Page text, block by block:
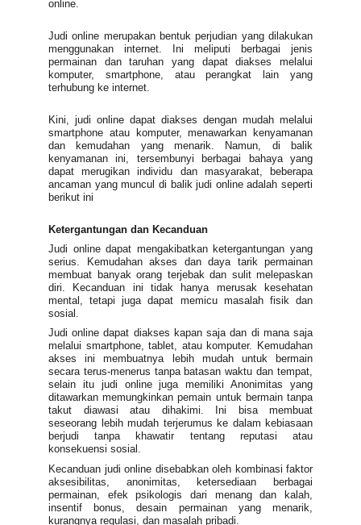
online.
Judi online merupakan bentuk perjudian yang dilakukan
menggunakan internet. Ini meliputi berbagai jenis
permainan dan taruhan yang dapat diakses melalui
komputer, smartphone, atau perangkat lain yang
terhubung ke internet.
Kini, judi online dapat diakses dengan mudah melalui
smartphone atau komputer, menawarkan kenyamanan
dan kemudahan yang menarik. Namun, di balik
kenyamanan ini, tersembunyi berbagai bahaya yang
dapat merugikan individu dan masyarakat, beberapa
ancaman yang muncul di balik judi online adalah seperti
berikut ini
Ketergantungan dan Kecanduan
Judi online dapat mengakibatkan ketergantungan yang
serius. Kemudahan akses dan daya tarik permainan
membuat banyak orang terjebak dan sulit melepaskan
diri. Kecanduan ini tidak hanya merusak kesehatan
mental, tetapi juga dapat memicu masalah fisik dan
sosial.
Judi online dapat diakses kapan saja dan di mana saja
melalui smartphone, tablet, atau komputer. Kemudahan
akses ini membuatnya lebih mudah untuk bermain
secara terus-menerus tanpa batasan waktu dan tempat,
selain itu judi online juga memiliki Anonimitas yang
ditawarkan memungkinkan pemain untuk bermain tanpa
takut diawasi atau dihakimi. Ini bisa membuat
seseorang lebih mudah terjerumus ke dalam kebiasaan
berjudi tanpa khawatir tentang reputasi atau
konsekuensi sosial.
Kecanduan judi online disebabkan oleh kombinasi faktor
aksesibilitas, anonimitas, ketersediaan berbagai
permainan, efek psikologis dari menang dan kalah,
insentif bonus, desain permainan yang menarik,
kurangnya regulasi, dan masalah pribadi.